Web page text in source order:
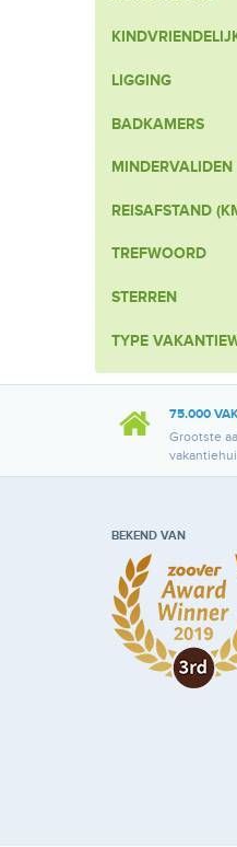
LIGGING
BADKAMERS
MINDERVALIDEN
REISAFSTAND
TREFWOORD
STERREN
TYPE
75.000
Grootste
BEKEND VAN